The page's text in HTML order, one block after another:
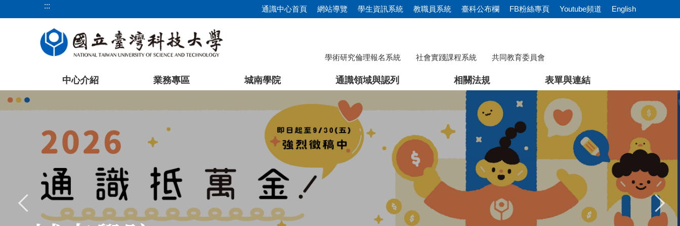
到
塊
::: 通識中心首頁 網站導覽 學生資訊系統 教職員系統 臺科公布欄 FB粉絲專頁 Youtube頻道 English
學術研究倫理報名系統 社會實踐課程系統 共同教育委員會
中心介紹 業務專區 城南學院 通識領域與認列 相關法規 表單與連結